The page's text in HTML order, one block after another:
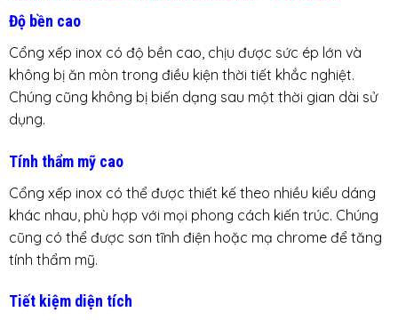
Độ bền cao
Cổng xếp inox có độ bền cao, chịu được sức ép lớn và
không bị ăn mòn trong điều kiện thời tiết khắc nghiệt.
Chúng cũng không bị biến dạng sau một thời gian dài sử
dụng.
Tính thẩm mỹ cao
Cổng xếp inox có thể được thiết kế theo nhiều kiểu dáng
khác nhau, phù hợp với mọi phong cách kiến trúc. Chúng
cũng có thể được sơn tĩnh điện hoặc mạ chrome để tăng
tính thẩm mỹ.
Tiết kiệm diện tích